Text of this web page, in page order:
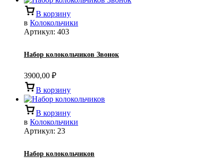
В корзину
в Колокольчики
Артикул: 403
Набор колокольчиков Звонок
3900,00 ₽
В корзину
В корзину
в Колокольчики
Артикул: 23
Набор колокольчиков